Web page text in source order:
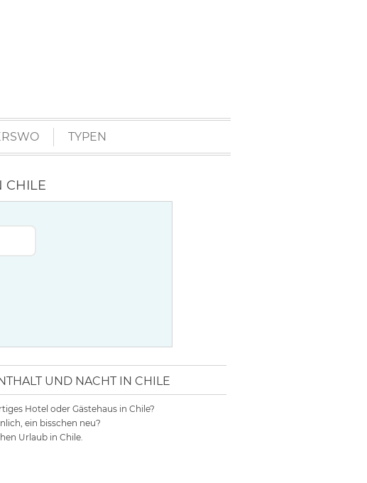
TYPEN
UND NACHT IN CHILE
Hotel oder Gästehaus in Chile?
ein bisschen neu?
Urlaub in Chile.